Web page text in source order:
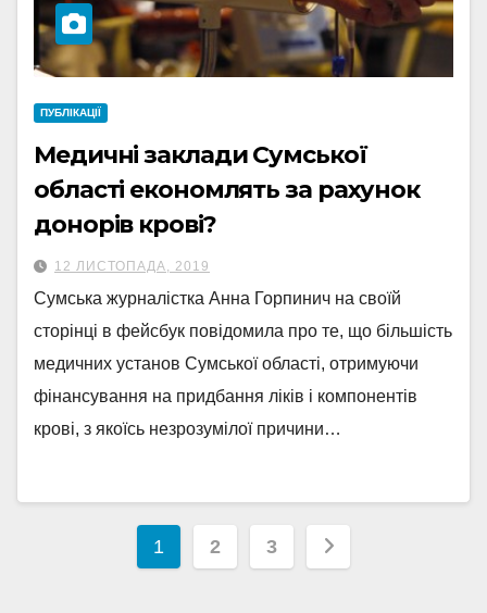
ПУБЛІКАЦІЇ
Медичні заклади Сумської
області економлять за рахунок
донорів крові?
12 ЛИСТОПАДА, 2019
Сумська журналістка Анна Горпинич на своїй
сторінці в фейсбук повідомила про те, що більшість
медичних установ Сумської області, отримуючи
фінансування на придбання ліків і компонентів
крові, з якоїсь незрозумілої причини…
Пагінація
1 2 3